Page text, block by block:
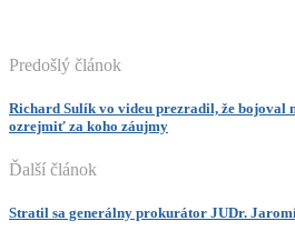
Predošlý článok
Richard Sulík vo videu prezradil, že bojoval
ozrejmiť za koho záujmy
Ďalší článok
Stratil sa generálny prokurátor JUDr.